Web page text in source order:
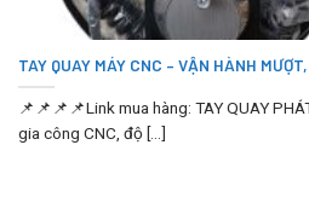
TAY QUAY MÁY CNC – VẬN HÀNH
📌📌📌📌Link mua hàng: TAY QUAY
gia công CNC, độ [...]